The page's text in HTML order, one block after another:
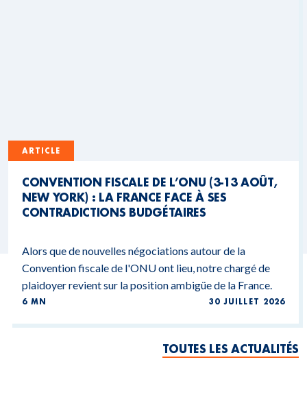
ARTICLE
CONVENTION FISCALE DE L’ONU (3-13 AOÛT,
NEW YORK) : LA FRANCE FACE À SES
CONTRADICTIONS BUDGÉTAIRES
Alors que de nouvelles négociations autour de la
Convention fiscale de l'ONU ont lieu, notre chargé de
plaidoyer revient sur la position ambigüe de la France.
6 MN 30 JUILLET 2026
TOUTES LES ACTUALITÉS